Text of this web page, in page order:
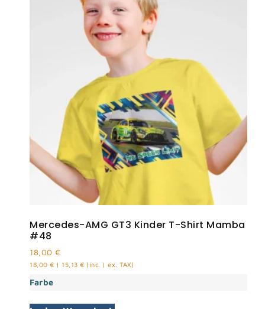
Mercedes-AMG GT3 Kinder T-Shirt Mamba
#48
18,00 €
18,00 € | 15,13 € (inc. | ex. TAX)
Farbe